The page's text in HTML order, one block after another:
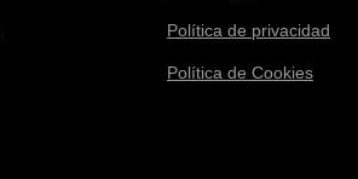
Política de privacidad
Política de Cookies